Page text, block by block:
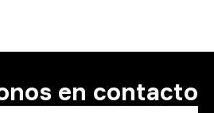
en contacto